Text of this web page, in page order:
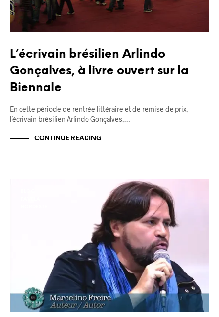
L’écrivain brésilien Arlindo
Gonçalves, à livre ouvert sur la
Biennale
En cette période de rentrée littéraire et de remise de prix,
l’écrivain brésilien Arlindo Gonçalves,…
CONTINUE READING